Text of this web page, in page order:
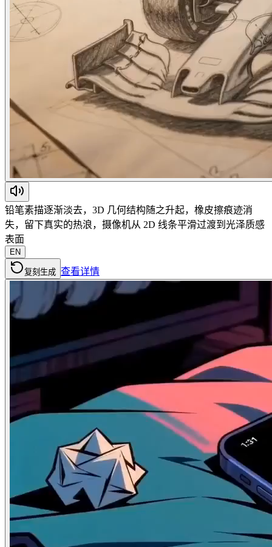
铅笔素描逐渐淡去，3D 几何结构随之升起，橡皮擦痕迹消
失，留下真实的热浪，摄像机从 2D 线条平滑过渡到光泽质感
表面
EN
复刻生成 查看详情